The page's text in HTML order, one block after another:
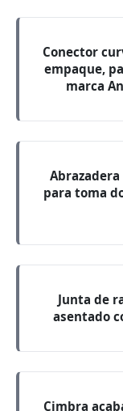
Conector
empaque,
marca
para toma
Junta de
asentado
Cimbra